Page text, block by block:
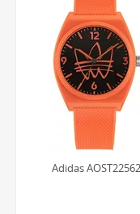
Adidas AOST22562